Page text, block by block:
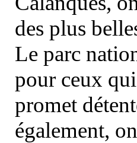
des plus
Le parc
pour ceux
promet
également,